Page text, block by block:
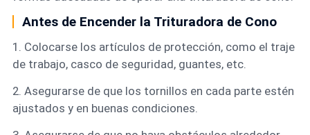
Antes de Encender la Trituradora de Cono
1. Colocarse los artículos de protección, como el traje
de trabajo, casco de seguridad, guantes, etc.
2. Asegurarse de que los tornillos en cada parte estén
ajustados y en buenas condiciones.